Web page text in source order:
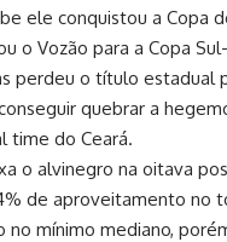
ele conquistou a Copa
o Vozão para a Copa
perdeu o título estadual
quebrar a
time do Ceará.
o alvinegro na oitava
de aproveitamento no
mínimo mediano,